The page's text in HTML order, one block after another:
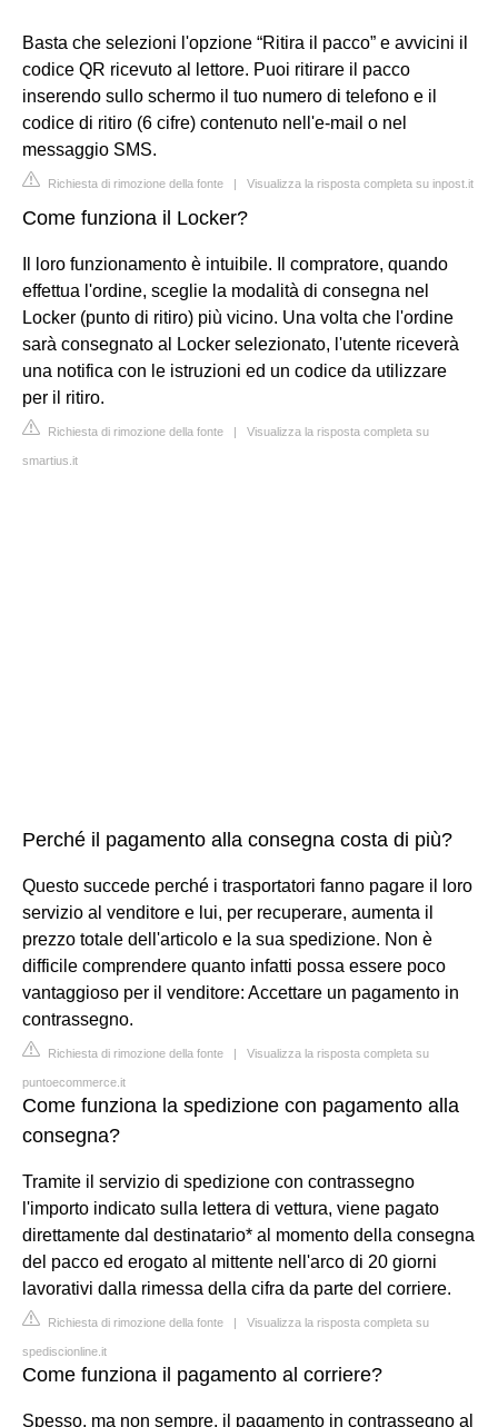
Basta che selezioni l'opzione “Ritira il pacco” e avvicini il
codice QR ricevuto al lettore. Puoi ritirare il pacco
inserendo sullo schermo il tuo numero di telefono e il
codice di ritiro (6 cifre) contenuto nell'e-mail o nel
messaggio SMS.
Richiesta di rimozione della fonte | Visualizza la risposta completa su inpost.it
Come funziona il Locker?
Il loro funzionamento è intuibile. Il compratore, quando
effettua l'ordine, sceglie la modalità di consegna nel
Locker (punto di ritiro) più vicino. Una volta che l'ordine
sarà consegnato al Locker selezionato, l'utente riceverà
una notifica con le istruzioni ed un codice da utilizzare
per il ritiro.
Richiesta di rimozione della fonte | Visualizza la risposta completa su
smartius.it
Perché il pagamento alla consegna costa di più?
Questo succede perché i trasportatori fanno pagare il loro
servizio al venditore e lui, per recuperare, aumenta il
prezzo totale dell'articolo e la sua spedizione. Non è
difficile comprendere quanto infatti possa essere poco
vantaggioso per il venditore: Accettare un pagamento in
contrassegno.
Richiesta di rimozione della fonte | Visualizza la risposta completa su
puntoecommerce.it
Come funziona la spedizione con pagamento alla
consegna?
Tramite il servizio di spedizione con contrassegno
l'importo indicato sulla lettera di vettura, viene pagato
direttamente dal destinatario* al momento della consegna
del pacco ed erogato al mittente nell'arco di 20 giorni
lavorativi dalla rimessa della cifra da parte del corriere.
Richiesta di rimozione della fonte | Visualizza la risposta completa su
spediscionline.it
Come funziona il pagamento al corriere?
Spesso, ma non sempre, il pagamento in contrassegno al